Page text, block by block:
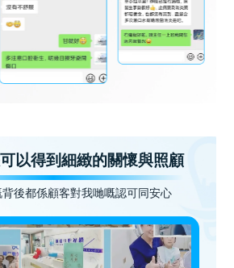
以得到細緻的關懷與照顧
後都係顧客對我哋嘅認可同安心